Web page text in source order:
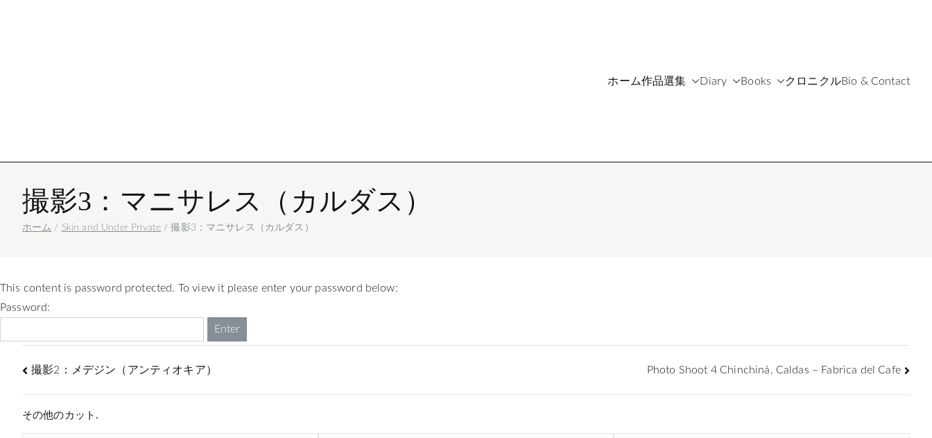
ホーム作品選集 Diary Books クロニクルBio & Contact
撮影3：マニサレス（カルダス）
ホーム Skin and Under Private 撮影3：マニサレス（カルダス）
This content is password protected. To view it please enter your password below:
Password:
撮影2：メデジン（アンティオキア） Photo Shoot 4 Chinchiná, Caldas – Fabrica del Cafe
その他のカット.